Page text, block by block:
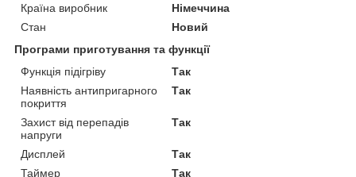
Країна виробник
Німеччина
Стан
Новий
Програми приготування та функції
Функція підігріву
Так
Наявність антипригарного
покриття
Так
Захист від перепадів
напруги
Так
Дисплей
Так
Таймер
Так